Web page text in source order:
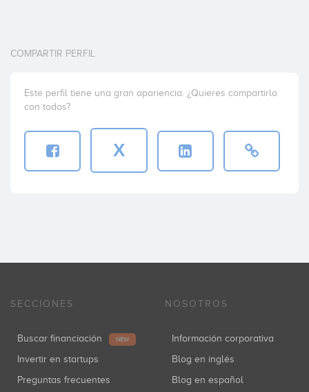
COMPARTIR PERFIL
Este perfil tiene una gran apariencia. ¿Quieres compartirlo
con todos?
X
SECCIONES
Buscar financiación NEW
Invertir en startups
Preguntas frecuentes
NOSOTROS
Información corporativa
Blog en inglés
Blog en español